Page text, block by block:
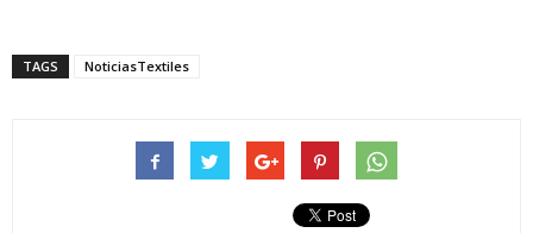
TAGS NoticiasTextiles